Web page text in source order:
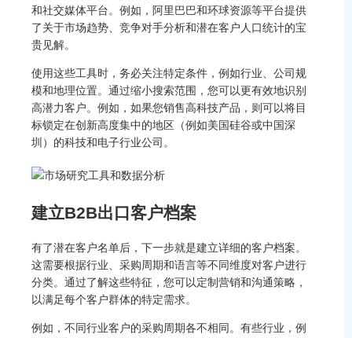
和社交媒体平台。例如，阿里巴巴和环球资源等平台提供
了关于市场趋势、竞争对手分析和潜在客户人口统计的宝
贵见解。
使用这些工具时，务必关注特定条件，例如行业、公司规
模和地理位置。通过缩小搜索范围，您可以更有效地识别
高潜力客户。例如，如果您销售高科技产品，则可以将目
标锁定在创新高度集中的地区（例如美国硅谷或中国深
圳）的科技和电子行业公司。
建立B2B出口客户档案
有了潜在客户名单后，下一步就是建立详细的客户档案。
这需要根据行业、采购周期和语言等不同维度对客户进行
分类。通过了解这些特征，您可以定制营销和沟通策略，
以满足每个客户群体的特定需求。
例如，不同行业客户的采购周期各不相同。有些行业，例